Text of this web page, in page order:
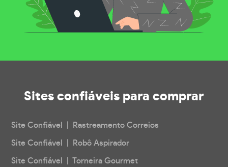
Sites confiáveis para comprar
Site Confiável | Rastreamento Correios
Site Confiável | Robô Aspirador
Site Confiável | Torneira Gourmet